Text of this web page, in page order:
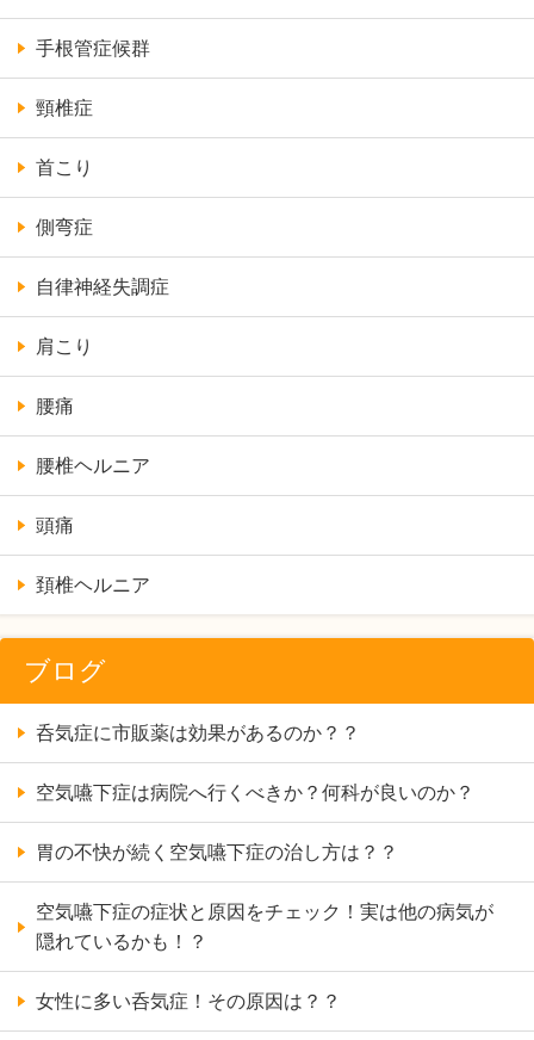
手根管症候群
頸椎症
首こり
側弯症
自律神経失調症
肩こり
腰痛
腰椎ヘルニア
頭痛
頚椎ヘルニア
ブログ
呑気症に市販薬は効果があるのか？？
空気嚥下症は病院へ行くべきか？何科が良いのか？
胃の不快が続く空気嚥下症の治し方は？？
空気嚥下症の症状と原因をチェック！実は他の病気が
隠れているかも！？
女性に多い呑気症！その原因は？？